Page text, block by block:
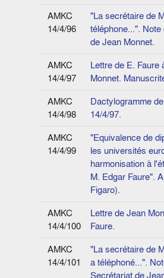
AMKC
14/4/96
"La secrétaire de
téléphone...".
de Jean Monnet.
AMKC
14/4/97
Lettre de E. Faure
Monnet.
AMKC
14/4/98
Dactylogramme
14/4/97.
AMKC
14/4/99
"Equivalence de
les universités
harmonisation à
M. Edgar Faure".
Figaro).
AMKC
14/4/100
Lettre de Jean
Faure.
AMKC
14/4/101
"La secrétaire de
a téléphoné...".